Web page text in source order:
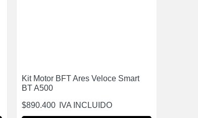
Kit Motor BFT Ares Veloce Smart
BT A500
$890.400 IVA INCLUIDO